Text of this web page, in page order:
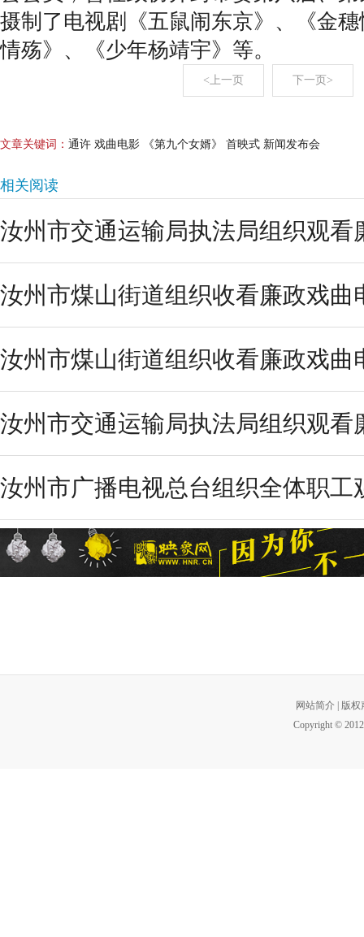
摄制了电视剧《五鼠闹东京》、《金
情殇》、《少年杨靖宇》等。
<上一页 下一页>
文章关键词： ​通许 戏曲电影 《第九个女婿》 首映式 新闻发布会
相关阅读
汝州市交通运输局执法局组织观看
汝州市煤山街道组织收看廉政戏曲
汝州市煤山街道组织收看廉政戏曲
汝州市交通运输局执法局组织观看
汝州市广播电视总台组织全体职工
网站简介
版权
Copyright ©